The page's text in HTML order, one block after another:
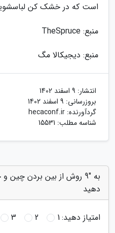
است که در خشک کن
منبع: TheSpruce
منبع: دیجیکالا مگ
انتشار: 9 اسفند 1402
بروزرسانی: 9 اسفند 1402
گردآورنده: hecaconf.ir
شناسه مطلب: 15531
به "9 روش از بین بردن
دهید
امتیاز دهید:1
2
3